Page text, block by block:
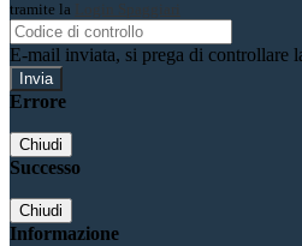
tramite la
Login Spaggiari
E-mail inviata, si prega di controllare
Errore
Chiudi
Successo
Chiudi
Informazione